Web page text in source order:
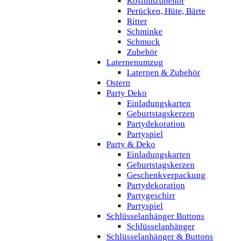
Perücken, Hüte, Bärte
Ritter
Schminke
Schmuck
Zubehör
Laternenumzug
Laternen & Zubehör
Ostern
Party Deko
Einladungskarten
Geburtstagskerzen
Partydekoration
Partyspiel
Party & Deko
Einladungskarten
Geburtstagskerzen
Geschenkverpackung
Partydekoration
Partygeschirr
Partyspiel
Schlüsselanhänger Buttons
Schlüsselanhänger
Schlüsselanhänger & Buttons